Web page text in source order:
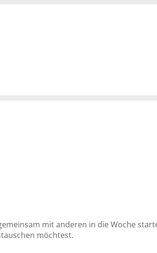
mit anderen in die Woche
möchtest.